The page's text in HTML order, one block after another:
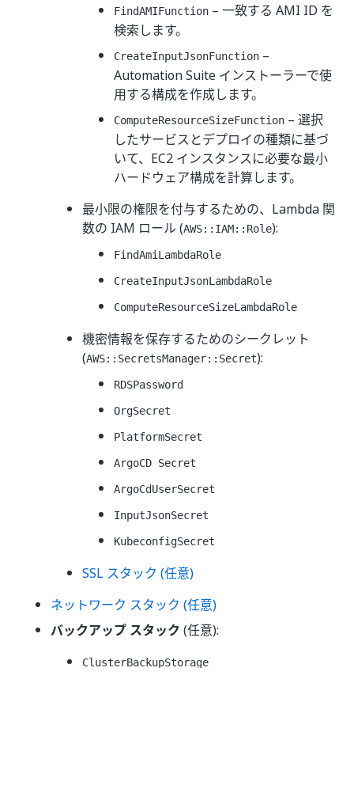
FindAMIFunction – 一致する AMI ID を
検索します。
CreateInputJsonFunction –
Automation Suite インストーラーで使
用する構成を作成します。
ComputeResourceSizeFunction – 選択
したサービスとデプロイの種類に基づ
いて、EC2 インスタンスに必要な最小
ハードウェア構成を計算します。
最小限の権限を付与するための、Lambda 関
数の IAM ロール (AWS::IAM::Role):
FindAmiLambdaRole
CreateInputJsonLambdaRole
ComputeResourceSizeLambdaRole
機密情報を保存するためのシークレット
(AWS::SecretsManager::Secret):
RDSPassword
OrgSecret
PlatformSecret
ArgoCD Secret
ArgoCdUserSecret
InputJsonSecret
KubeconfigSecret
SSL スタック (任意)
ネットワーク スタック (任意)
バックアップ スタック (任意):
ClusterBackupStorage